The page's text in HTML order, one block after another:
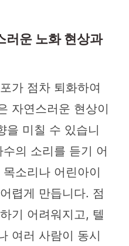
러운 노화 현상과
가 점차 퇴화하여
자연스러운 현상이
을 미칠 수 있습니
의 소리를 듣기 어
소리나 어린아이
렵게 만듭니다. 점
기 어려워지고, 텔
여러 사람이 동시